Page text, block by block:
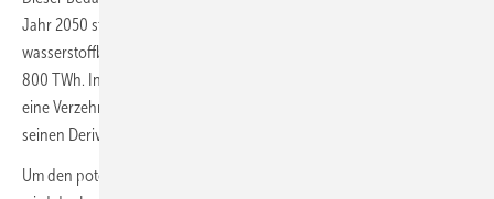
Jahr 2050 steigt die Bandbreite des Bedarfs an Wasserstoff und
wasserstoffbasierten Syntheseprodukten dann auf 400 bis knapp
800 TWh. Insgesamt zeigt sich zwischen den Jahren 2030 und 2050
eine Verzehnfachung des maximalen Bedarfs an Wasserstoff und
seinen Derivaten.
Um den potenziellen Wasserstoffbedarf in 2040 und 2050 zu decken,